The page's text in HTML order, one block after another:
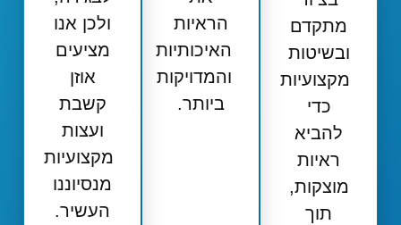
מתקדם
ובשיטות
מקצועיות
כדי
להביא
ראיות
מוצקות,
תוך
הראיות
האיכותיות
והמדויקות
ביותר.
ולכן אנו
מציעים
אוזן
קשבת
ועצות
מקצועיות
מנסיוננו
העשיר.